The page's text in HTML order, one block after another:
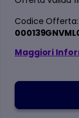
Codice Offerta:
Maggiori